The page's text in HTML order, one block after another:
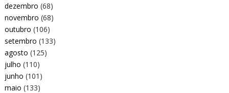
dezembro (68)
novembro (68)
outubro (106)
setembro (133)
agosto (125)
julho (110)
junho (101)
maio (133)